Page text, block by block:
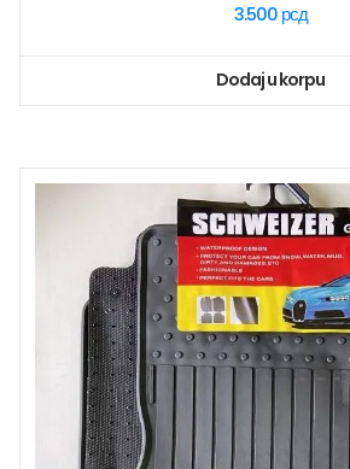
3.500 рсд
Dodaj u korpu